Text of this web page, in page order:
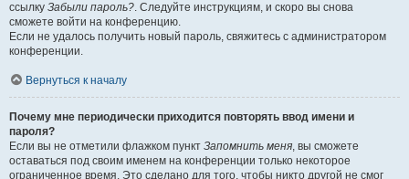
ссылку Забыли пароль?. Следуйте инструкциям, и скоро вы снова
сможете войти на конференцию.
Если не удалось получить новый пароль, свяжитесь с администратором
конференции.
Вернуться к началу
Почему мне периодически приходится повторять ввод имени и
пароля?
Если вы не отметили флажком пункт Запомнить меня, вы сможете
оставаться под своим именем на конференции только некоторое
ограниченное время. Это сделано для того, чтобы никто другой не смог